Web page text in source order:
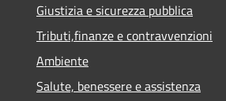
Giustizia e sicurezza pubblica
Tributi,finanze e contravvenzioni
Ambiente
Salute, benessere e assistenza